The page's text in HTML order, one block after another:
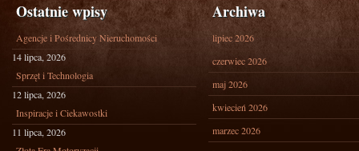
Ostatnie wpisy
Agencje i Pośrednicy Nieruchomości
14 lipca, 2026
Sprzęt i Technologia
12 lipca, 2026
Inspiracje i Ciekawostki
11 lipca, 2026
Archiwa
lipiec 2026
czerwiec 2026
maj 2026
kwiecień 2026
marzec 2026